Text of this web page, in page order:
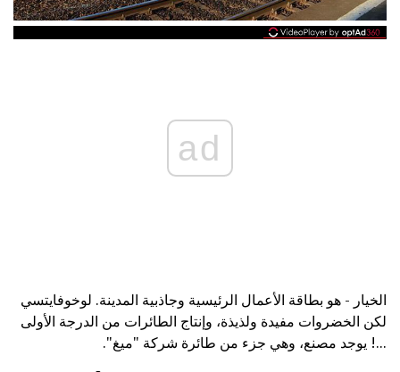
ad
الخيار - هو بطاقة الأعمال الرئيسية وجاذبية المدينة. لوخوفايتسي
لكن الخضروات مفيدة ولذيذة، وإنتاج الطائرات من الدرجة الأولى
...! يوجد مصنع، وهي جزء من طائرة شركة "ميغ".